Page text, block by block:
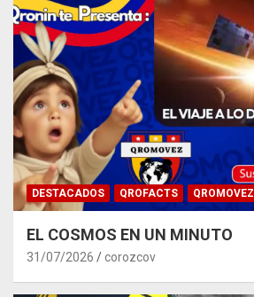
DESTACADOS QROFACTS QROMOVEZ
EL COSMOS EN UN MINUTO
31/07/2026 corozcov